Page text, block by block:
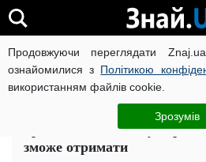
Продовжуючи переглядати
ознайомилися з Політикою
використанням файлів cookie.
Зрозумів
ВІЙНА РОСІЇ ПРОТИ УКРАЇНИ
Грошова допомога у червні:
зможе отримати